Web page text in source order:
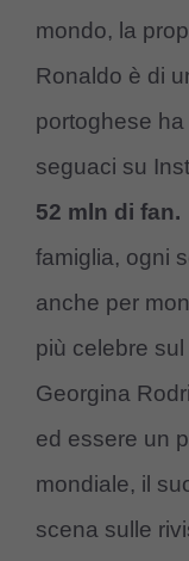
mondo, la
Ronaldo è di
portoghese
seguaci su
52 mln di fan.
famiglia, ogni
anche per
più celebre
Georgina
ed essere un
mondiale, il
scena sulle